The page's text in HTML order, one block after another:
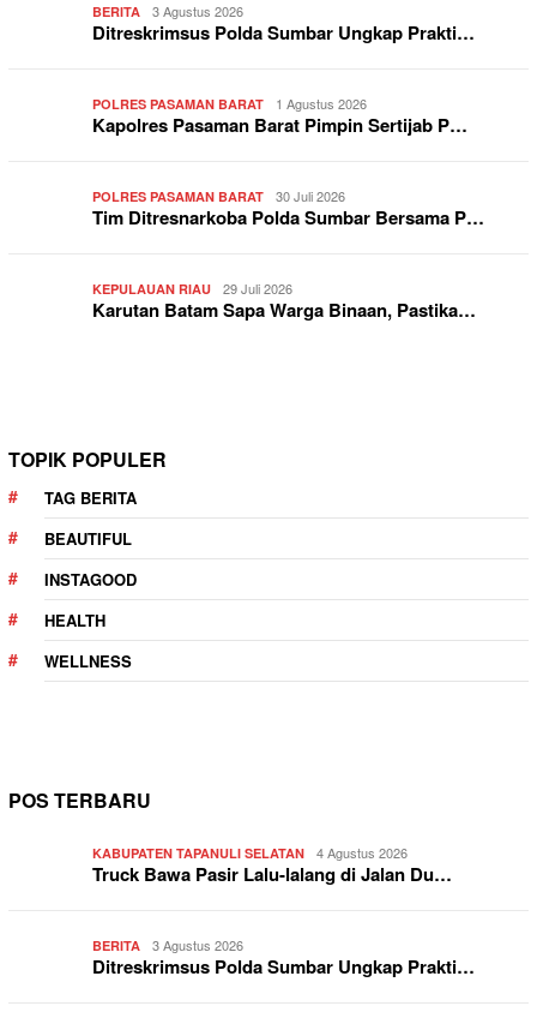
BERITA 3 Agustus 2026
Ditreskrimsus Polda Sumbar Ungkap Prakti…
POLRES PASAMAN BARAT 1 Agustus 2026
Kapolres Pasaman Barat Pimpin Sertijab P…
POLRES PASAMAN BARAT 30 Juli 2026
Tim Ditresnarkoba Polda Sumbar Bersama P…
KEPULAUAN RIAU 29 Juli 2026
Karutan Batam Sapa Warga Binaan, Pastika…
TOPIK POPULER
TAG BERITA
BEAUTIFUL
INSTAGOOD
HEALTH
WELLNESS
POS TERBARU
KABUPATEN TAPANULI SELATAN 4 Agustus 2026
Truck Bawa Pasir Lalu-lalang di Jalan Du…
BERITA 3 Agustus 2026
Ditreskrimsus Polda Sumbar Ungkap Prakti…